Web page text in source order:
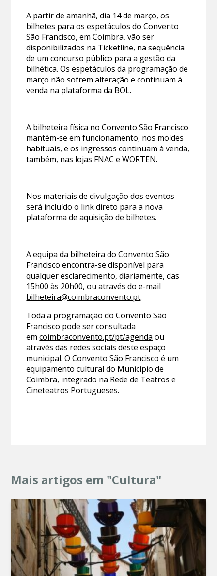
A partir de amanhã, dia 14 de março, os
bilhetes para os espetáculos do Convento
São Francisco, em Coimbra, vão ser
disponibilizados na Ticketline, na sequência
de um concurso público para a gestão da
bilhética. Os espetáculos da programação de
março não sofrem alteração e continuam à
venda na plataforma da BOL.
A bilheteira física no Convento São Francisco
mantém-se em funcionamento, nos moldes
habituais, e os ingressos continuam à venda,
também, nas lojas FNAC e WORTEN.
Nos materiais de divulgação dos eventos
será incluído o link direto para a nova
plataforma de aquisição de bilhetes.
A equipa da bilheteira do Convento São
Francisco encontra-se disponível para
qualquer esclarecimento, diariamente, das
15h00 às 20h00, ou através do e-mail
bilheteira@coimbraconvento.pt.
Toda a programação do Convento São
Francisco pode ser consultada
emcoimbraconvento.pt/pt/agenda ou
através das redes sociais deste espaço
municipal. O Convento São Francisco é um
equipamento cultural do Município de
Coimbra, integrado na Rede de Teatros e
Cineteatros Portugueses.
Mais artigos em "Cultura"